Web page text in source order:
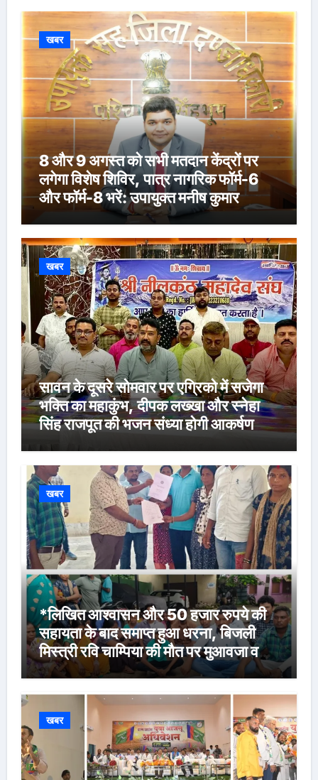
खबर
8 और 9 अगस्त को सभी मतदान केंद्रों पर
लगेगा विशेष शिविर, पात्र नागरिक फॉर्म-6
और फॉर्म-8 भरें: उपायुक्त मनीष कुमार
खबर
सावन के दूसरे सोमवार पर एग्रिको में सजेगा
भक्ति का महाकुंभ, दीपक लख्खा और स्नेहा
सिंह राजपूत की भजन संध्या होगी आकर्षण
खबर
*लिखित आश्वासन और 50 हजार रुपये की
सहायता के बाद समाप्त हुआ धरना, बिजली
मिस्त्री रवि चाम्पिया की मौत पर मुआवजा व
नौकरी की मांग*
खबर